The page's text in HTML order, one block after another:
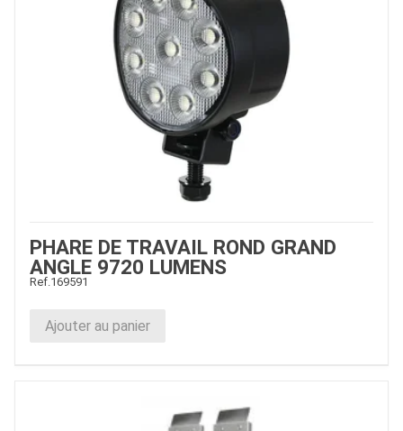
PHARE DE TRAVAIL ROND GRAND
ANGLE 9720 LUMENS
Ref. 169591
Ajouter au panier